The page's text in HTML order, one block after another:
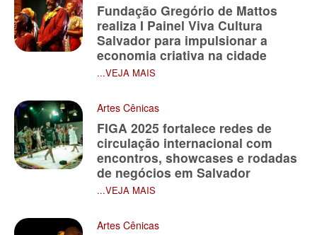
Fundação Gregório de Mattos
realiza I Painel Viva Cultura
Salvador para impulsionar a
economia criativa na cidade
...VEJA MAIS
Artes Cênicas
FIGA 2025 fortalece redes de
circulação internacional com
encontros, showcases e rodadas
de negócios em Salvador
...VEJA MAIS
Artes Cênicas